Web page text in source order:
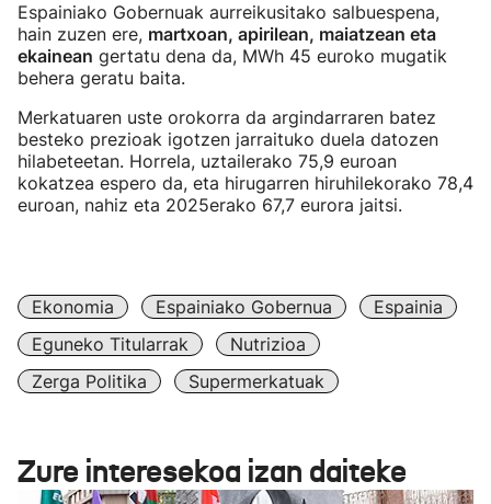
Espainiako Gobernuak aurreikusitako salbuespena,
hain zuzen ere, martxoan, apirilean, maiatzean eta
ekainean gertatu dena da, MWh 45 euroko mugatik
behera geratu baita.
Merkatuaren uste orokorra da argindarraren batez
besteko prezioak igotzen jarraituko duela datozen
hilabeteetan. Horrela, uztailerako 75,9 euroan
kokatzea espero da, eta hirugarren hiruhilekorako 78,4
euroan, nahiz eta 2025erako 67,7 eurora jaitsi.
Ekonomia Espainiako Gobernua
Espainia
Eguneko Titularrak
Nutrizioa
Zerga Politika
Supermerkatuak
Zure interesekoa izan daiteke